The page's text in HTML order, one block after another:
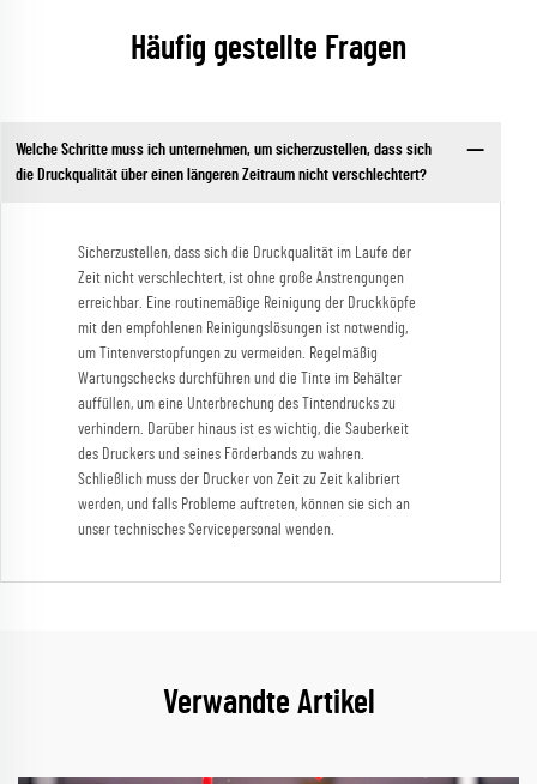
Häufig gestellte Fragen
Welche Schritte muss ich unternehmen, um sicherzustellen, dass sich
die Druckqualität über einen längeren Zeitraum nicht verschlechtert?
Sicherzustellen, dass sich die Druckqualität im Laufe der
Zeit nicht verschlechtert, ist ohne große Anstrengungen
erreichbar. Eine routinemäßige Reinigung der Druckköpfe
mit den empfohlenen Reinigungslösungen ist notwendig,
um Tintenverstopfungen zu vermeiden. Regelmäßig
Wartungschecks durchführen und die Tinte im Behälter
auffüllen, um eine Unterbrechung des Tintendrucks zu
verhindern. Darüber hinaus ist es wichtig, die Sauberkeit
des Druckers und seines Förderbands zu wahren.
Schließlich muss der Drucker von Zeit zu Zeit kalibriert
werden, und falls Probleme auftreten, können sie sich an
unser technisches Servicepersonal wenden.
Verwandte Artikel